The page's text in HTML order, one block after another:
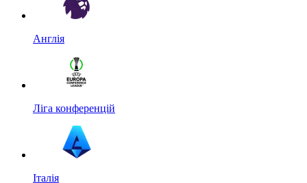
Англія
Ліга конференцій
Італія